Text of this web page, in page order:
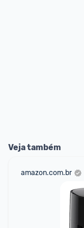
Veja também
amazon.com.br